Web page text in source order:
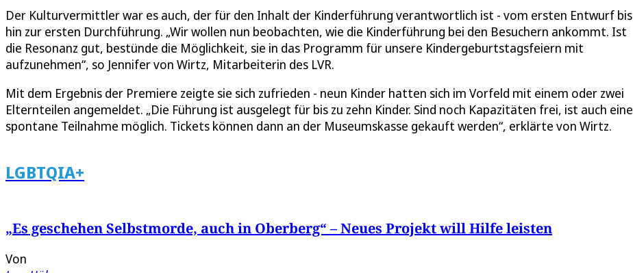
Der Kulturvermittler war es auch, der für den Inhalt der Kinderführung verantwortlich ist - vom ersten Entwurf bis
hin zur ersten Durchführung. „Wir wollen nun beobachten, wie die Kinderführung bei den Besuchern ankommt. Ist
die Resonanz gut, bestünde die Möglichkeit, sie in das Programm für unsere Kindergeburtstagsfeiern mit
aufzunehmen“, so Jennifer von Wirtz, Mitarbeiterin des LVR.
Mit dem Ergebnis der Premiere zeigte sie sich zufrieden - neun Kinder hatten sich im Vorfeld mit einem oder zwei
Elternteilen angemeldet. „Die Führung ist ausgelegt für bis zu zehn Kinder. Sind noch Kapazitäten frei, ist auch eine
spontane Teilnahme möglich. Tickets können dann an der Museumskasse gekauft werden“, erklärte von Wirtz.
LGBTQIA+
„Es geschehen Selbstmorde, auch in Oberberg“ – Neues Projekt will Hilfe leisten
Von